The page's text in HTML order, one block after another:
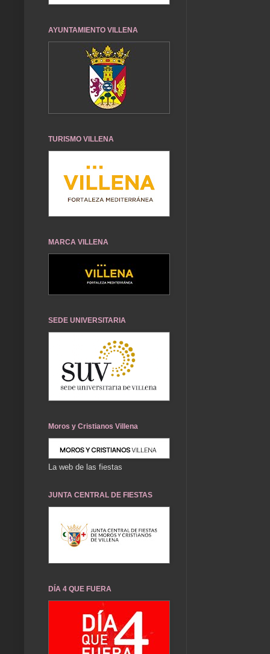
AYUNTAMIENTO VILLENA
TURISMO VILLENA
MARCA VILLENA
SEDE UNIVERSITARIA
Moros y Cristianos Villena
La web de las fiestas
JUNTA CENTRAL DE FIESTAS
DÍA 4 QUE FUERA